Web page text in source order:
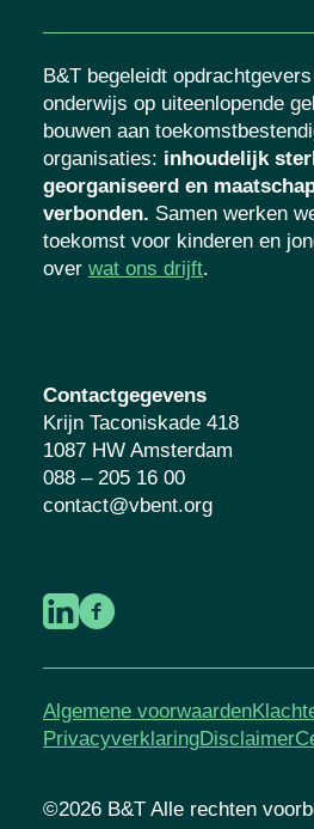
B&T begeleidt
onderwijs op uiteenlopende
bouwen aan
organisaties: inhoudelijk
georganiseerd en
verbonden. Samen werken
toekomst voor kinderen en
over wat ons drijft.
Contactgegevens
Krijn Taconiskade 418
1087 HW Amsterdam
088 – 205 16 00
contact@vbent.org
Algemene voorwaarden
PrivacyverklaringDisclaimer
©2026 B&T Alle rechten